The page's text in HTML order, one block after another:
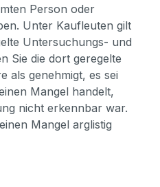
Person oder
Unter Kaufleuten gilt
Untersuchungs- und
Sie die dort geregelte
als genehmigt, es sei
Mangel handelt,
nicht erkennbar war.
Mangel arglistig